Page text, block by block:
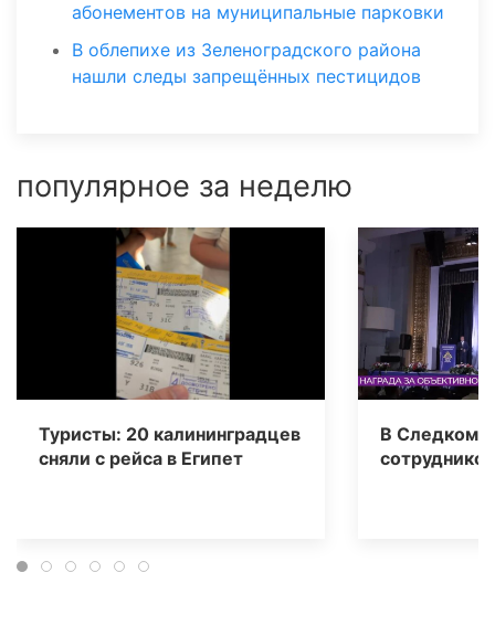
абонементов на муниципальные парковки
В облепихе из Зеленоградского района
нашли следы запрещённых пестицидов
популярное за неделю
Туристы: 20 калининградцев
сняли с рейса в Египет
В Следкоме